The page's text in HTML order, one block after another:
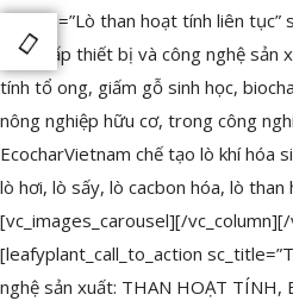
sc_title=”Lò than hoạt tính liên tục”
cung cấp thiết bị và công nghệ
tính tổ ong, giấm gỗ sinh học,
nông nghiệp hữu cơ, trong công
EcocharVietnam chế tạo lò khí hóa
lò hơi, lò sấy, lò cacbon hóa, lò
[vc_images_carousel][/
[leafyplant_call_to_action
nghệ sản xuất: THAN HOẠT TÍNH,